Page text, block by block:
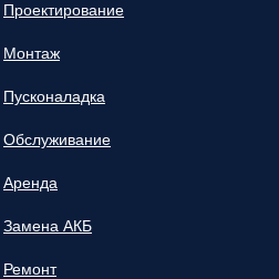
Проектирование
Монтаж
Пусконаладка
Обслуживание
Аренда
Замена АКБ
Ремонт